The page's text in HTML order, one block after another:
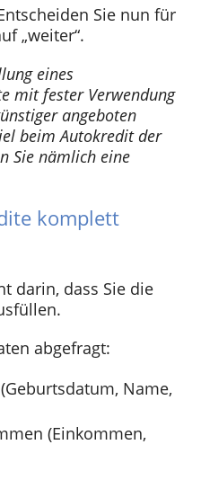
Sie nun für
„weiter“.
eines
mit fester Verwendung
angeboten
beim Autokredit der
Sie nämlich eine
komplett
darin, dass Sie die
abgefragt:
Name,
(Einkommen,